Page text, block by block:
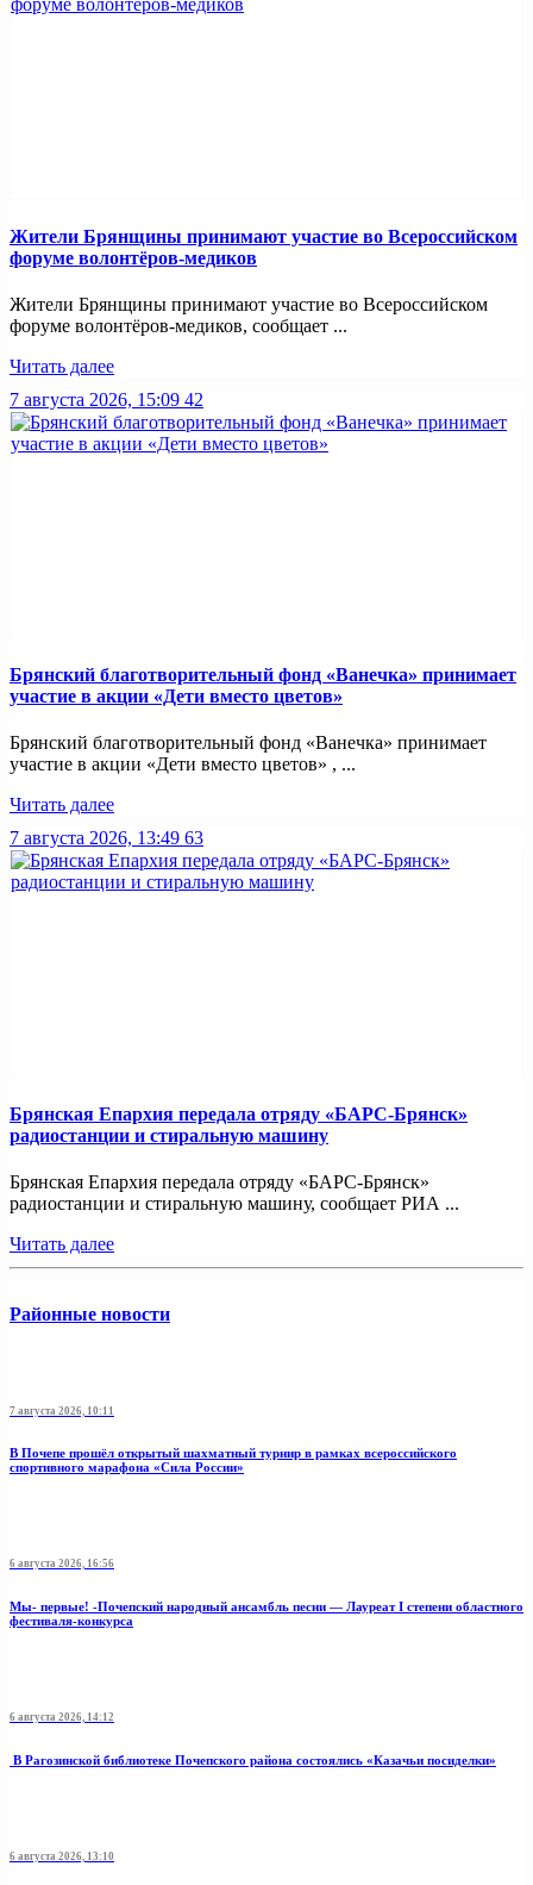
Жители Брянщины принимают участие во Всероссийском
форуме волонтёров-медиков
Жители Брянщины принимают участие во Всероссийском
форуме волонтёров-медиков, сообщает ...
Читать далее
7 августа 2026, 15:09 42
Брянский благотворительный фонд «Ванечка» принимает
участие в акции «Дети вместо цветов»
Брянский благотворительный фонд «Ванечка» принимает
участие в акции «Дети вместо цветов» , ...
Читать далее
7 августа 2026, 13:49 63
Брянская Епархия передала отряду «БАРС-Брянск»
радиостанции и стиральную машину
Брянская Епархия передала отряду «БАРС-Брянск»
радиостанции и стиральную машину, сообщает РИА ...
Читать далее
Районные новости
7 августа 2026, 10:11
В Почепе прошёл открытый шахматный турнир в рамках всероссийского
спортивного марафона «Сила России»
6 августа 2026, 16:56
Мы- первые! -Почепский народный ансамбль песни — Лауреат I степени областного
фестиваля-конкурса
6 августа 2026, 14:12
В Рагозинской библиотеке Почепского района состоялись «Казачьи посиделки»
6 августа 2026, 13:10